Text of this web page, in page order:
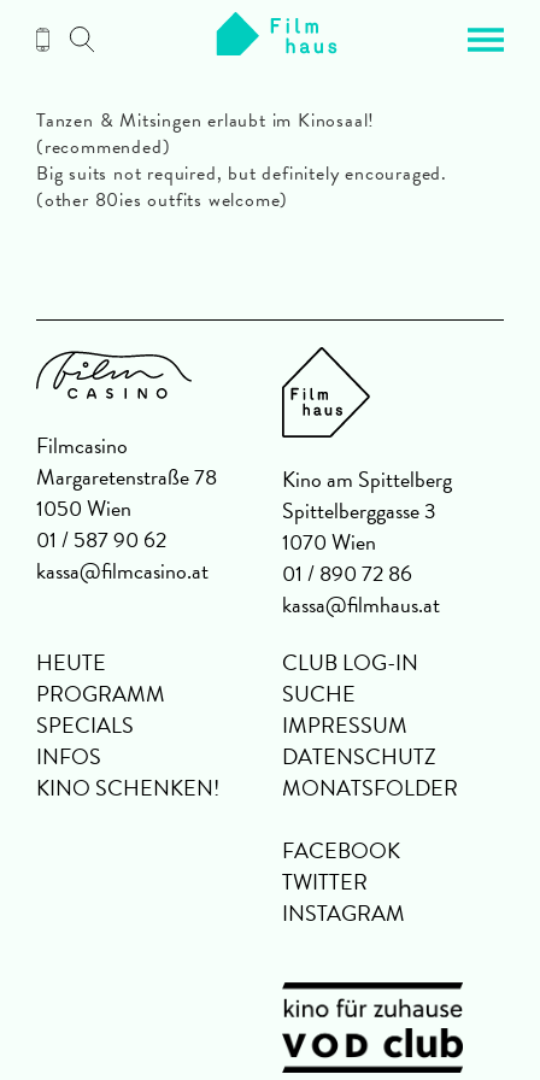
Inhalt
Tanzen & Mitsingen erlaubt im Kinosaal!
(recommended)
Big suits not required, but definitely encouraged.
(other 80ies outfits welcome)
Filmcasino
Margaretenstraße 78
1050 Wien
01 / 587 90 62
kassa@filmcasino.at
Kino am Spittelberg
Spittelberggasse 3
1070 Wien
01 / 890 72 86
kassa@filmhaus.at
HEUTE
PROGRAMM
SPECIALS
INFOS
KINO SCHENKEN!
CLUB LOG-IN
SUCHE
IMPRESSUM
DATENSCHUTZ
MONATSFOLDER
FACEBOOK
TWITTER
INSTAGRAM